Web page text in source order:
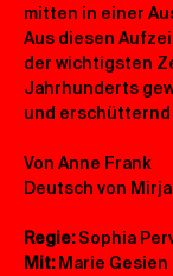
mitten in einer
Aus diesen
der wichtigsten
Jahrhunderts
und
Von Anne Frank
Deutsch von
Regie: Sophia
Mit: Marie Gesien